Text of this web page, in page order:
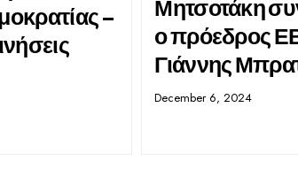
–
Μητσοτάκη
ο πρόεδρος
Γιάννης
December 6, 2024